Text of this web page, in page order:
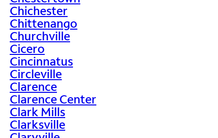
Chichester
Chittenango
Churchville
Cicero
Cincinnatus
Circleville
Clarence
Clarence Center
Clark Mills
Clarksville